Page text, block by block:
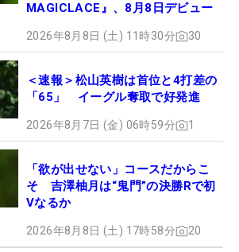
MAGICLACE』、8月8日デビュー
2026年8月8日 (土) 11時30分 30
＜速報＞松山英樹は首位と4打差の
「65」 イーグル奪取で好発進
2026年8月7日 (金) 06時59分 1
「欲が出せない」コースだからこ
そ 吉澤柚月は“鬼門”の決勝Rで初
Vなるか
2026年8月8日 (土) 17時58分 20